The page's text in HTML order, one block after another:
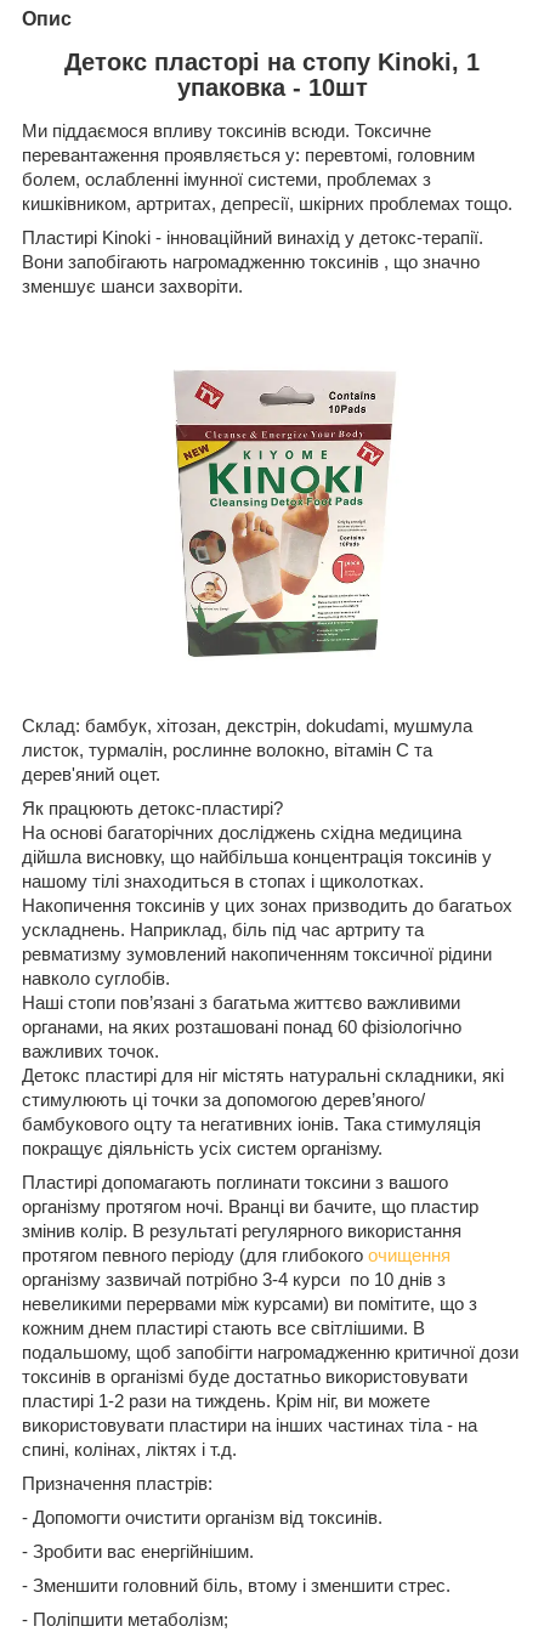
Опис
Детокс пласторі на стопу Kinoki, 1
упаковка - 10шт
Ми піддаємося впливу токсинів всюди. Токсичне
перевантаження проявляється у: перевтомі, головним
болем, ослабленні імунної системи, проблемах з
кишківником, артритах, депресії, шкірних проблемах тощо.
Пластирі Kinoki - інноваційний винахід у детокс-терапії.
Вони запобігають нагромадженню токсинів , що значно
зменшує шанси захворіти.
Склад: бамбук, хітозан, декстрін, dokudami, мушмула
листок, турмалін, рослинне волокно, вітамін C та
дерев'яний оцет.
Як працюють детокс-пластирі?
На основі багаторічних досліджень східна медицина
дійшла висновку, що найбільша концентрація токсинів у
нашому тілі знаходиться в стопах і щиколотках.
Накопичення токсинів у цих зонах призводить до багатьох
ускладнень. Наприклад, біль під час артриту та
ревматизму зумовлений накопиченням токсичної рідини
навколо суглобів.
Наші стопи пов’язані з багатьма життєво важливими
органами, на яких розташовані понад 60 фізіологічно
важливих точок.
Детокс пластирі для ніг містять натуральні складники, які
стимулюють ці точки за допомогою дерев’яного/
бамбукового оцту та негативних іонів. Така стимуляція
покращує діяльність усіх систем організму.
Пластирі допомагають поглинати токсини з вашого
організму протягом ночі. Вранці ви бачите, що пластир
змінив колір. В результаті регулярного використання
протягом певного періоду (для глибокого очищення
організму зазвичай потрібно 3-4 курси по 10 днів з
невеликими перервами між курсами) ви помітите, що з
кожним днем пластирі стають все світлішими. В
подальшому, щоб запобігти нагромадженню критичної дози
токсинів в організмі буде достатньо використовувати
пластирі 1-2 рази на тиждень. Крім ніг, ви можете
використовувати пластири на інших частинах тіла - на
спині, колінах, ліктях і т.д.
Призначення пластрів:
- Допомогти очистити організм від токсинів.
- Зробити вас енергійнішим.
- Зменшити головний біль, втому і зменшити стрес.
- Поліпшити метаболізм;